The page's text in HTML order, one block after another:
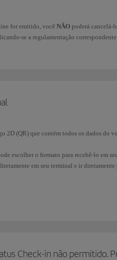
for emitido, você NÃO poderá cancelá-
se a regulamentação
2D (QR) que contém todos os dados do
escolher o formato para recebê-lo em
em seu terminal e ir diretamente
Check-in não permitido.